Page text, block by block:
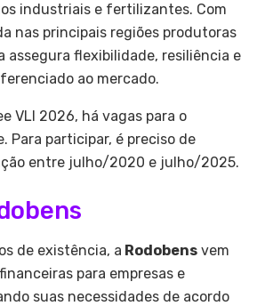
industriais e fertilizantes. Com
nas principais regiões produtoras
assegura flexibilidade, resiliência e
ao mercado.
VLI 2026, há vagas para o
Para participar, é preciso de
entre julho/2020 e julho/2025.
de existência, a Rodobens vem
para empresas e
suas necessidades de acordo